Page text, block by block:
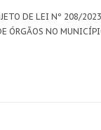
DE LEI Nº
ÓRGÃOS NO